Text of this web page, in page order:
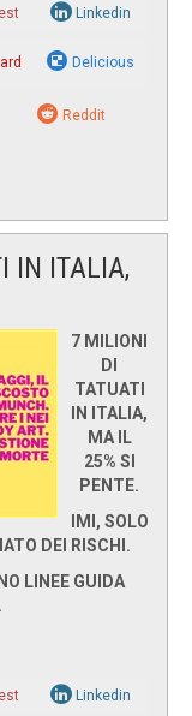
Linkedin
Delicious
Reddit
IN ITALIA,
7 MILIONI
DI
TATUATI
IN ITALIA,
MA IL
25% SI
PENTE.
IMI, SOLO
DEI RISCHI.
LINEE GUIDA
Linkedin